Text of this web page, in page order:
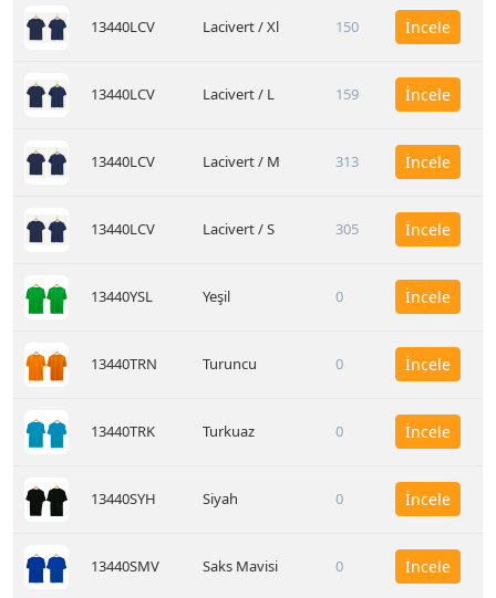
13440LCV Lacivert / Xl 150 İncele
13440LCV Lacivert / L 159 İncele
13440LCV Lacivert / M 313 İncele
13440LCV Lacivert / S 305 İncele
13440YSL Yeşil 0 İncele
13440TRN Turuncu 0 İncele
13440TRK Turkuaz 0 İncele
13440SYH Siyah 0 İncele
13440SMV Saks Mavisi 0 İncele